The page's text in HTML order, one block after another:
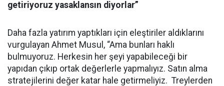
getiriyoruz yasaklansın diyorlar”
Daha fazla yatırım yaptıkları için eleştiriler aldıklarını
vurgulayan Ahmet Musul, “Ama bunları haklı
bulmuyoruz. Herkesin her şeyi yapabileceği bir
yapıdan çıkıp ortak değerlerle yapmalıyız. Satın alma
stratejilerini değer katar hale getirmeliyiz. Treylerden